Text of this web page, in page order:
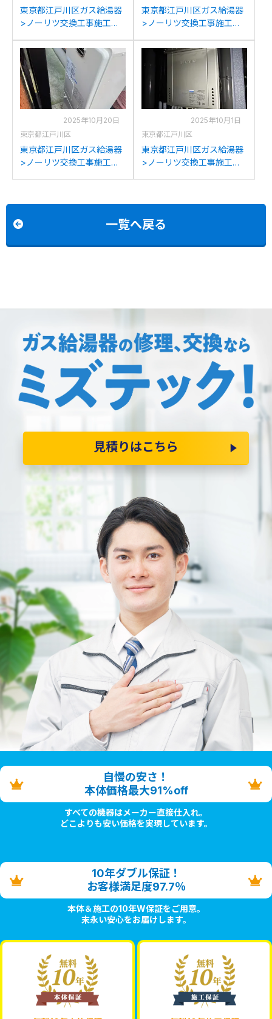
東京都江戸川区ガス給湯器
>ノーリツ交換工事施工事
TからノーリツGQ-
2039WS-C-1への交換
東京都江戸川区ガス給湯器
>ノーリツ交換工事施工事
2413AWXHからノーリツ
GTH-C2460AW3H-1BLへ
の交換
2025年10月20日
東京都江戸川区
東京都江戸川区ガス給湯器
>ノーリツ交換工事施工事
2025年10月1日
東京都江戸川区
東京都江戸川区ガス給湯器
>ノーリツ交換工事施工事
一覧へ戻る
見積りはこちら
自慢の安さ！
本体価格最大91%off
すべての機器はメーカー直接仕入れ。
どこよりも安い価格を実現しています。
10年ダブル保証！
お客様満足度97.7％
本体＆施工の10年W保証をご用意。
末永い安心をお届けします。